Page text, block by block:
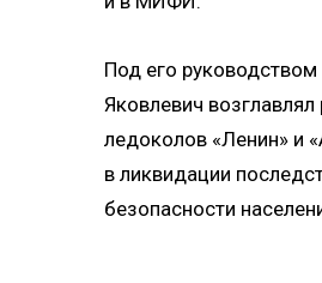
Под его
Яковлевич
ледоколов «Ленин» и
в ликвидации
безопасности